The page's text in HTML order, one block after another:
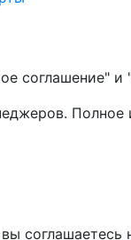
соглашение" и
соглашаетесь